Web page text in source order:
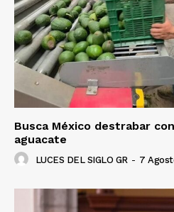
Busca México destrabar
aguacate
LUCES DEL SIGLO GR - 7